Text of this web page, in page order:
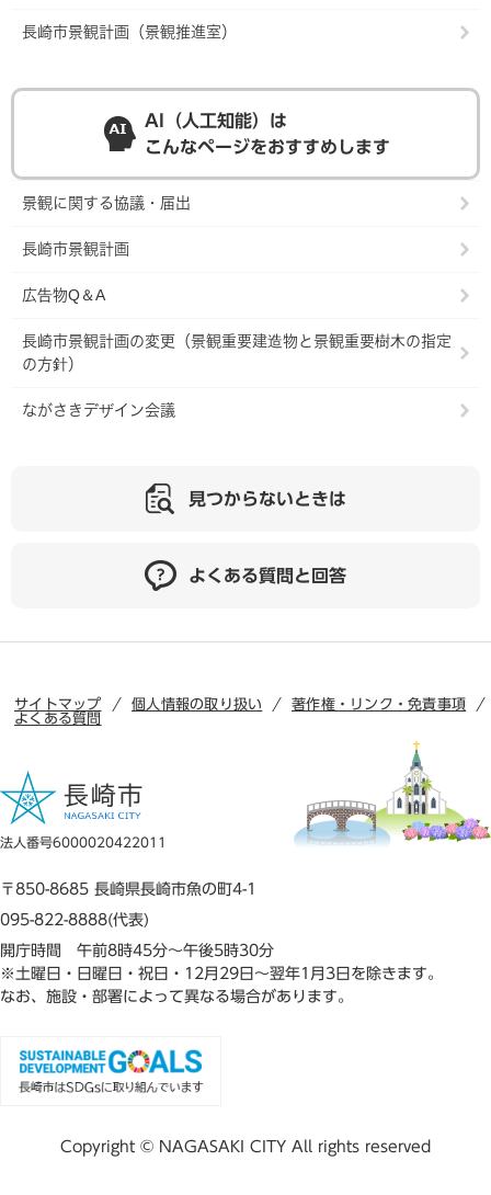
長崎市景観計画（景観推進室）
AI（人工知能）は
こんなページをおすすめします
景観に関する協議・届出
長崎市景観計画
広告物Q＆A
長崎市景観計画の変更（景観重要建造物と景観重要樹木の指定
の方針）
ながさきデザイン会議
見つからないときは
よくある質問と回答
サイトマップ 個人情報の取り扱い
著作権・リンク・免責事項
よくある質問
法人番号6000020422011
〒850-8685 長崎県長崎市魚の町4-1
095-822-8888(代表)
開庁時間 午前8時45分～午後5時30分
※土曜日・日曜日・祝日・12月29日～翌年1月3日を除きます。
なお、施設・部署によって異なる場合があります。
Copyright © NAGASAKI CITY All rights reserved